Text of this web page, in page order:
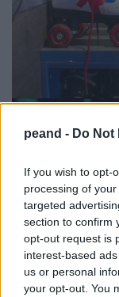
peand - Do
If you wish to opt-
processing of
targeted
section to confirm
opt-out request is
interest-based
us or personal
your opt-out. You